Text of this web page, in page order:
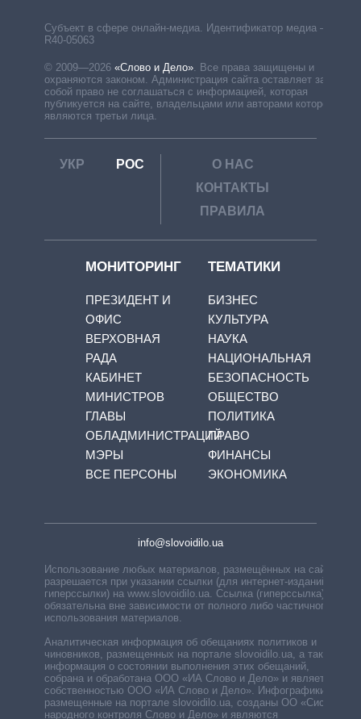
Субъект в сфере онлайн-медиа. Идентификатор медиа –
R40-05063
© 2009—2026 «Слово и Дело». Все права защищены и
охраняются законом. Администрация сайта оставляет за
собой право не соглашаться с информацией, которая
публикуется на сайте, владельцами или авторами которой
являются третьи лица.
УКР РОС
О НАС
КОНТАКТЫ
ПРАВИЛА
МОНИТОРИНГ
ПРЕЗИДЕНТ И
ОФИС
ВЕРХОВНАЯ
РАДА
КАБИНЕТ
МИНИСТРОВ
ГЛАВЫ
ОБЛАДМИНИСТРАЦИЙ
МЭРЫ
ВСЕ ПЕРСОНЫ
ТЕМАТИКИ
БИЗНЕС
КУЛЬТУРА
НАУКА
НАЦИОНАЛЬНАЯ
БЕЗОПАСНОСТЬ
ОБЩЕСТВО
ПОЛИТИКА
ПРАВО
ФИНАНСЫ
ЭКОНОМИКА
info@slovoidilo.ua
Использование любых материалов, размещённых на сайте,
разрешается при указании ссылки (для интернет-изданий —
гиперссылки) на www.slovoidilo.ua. Ссылка (гиперссылка)
обязательна вне зависимости от полного либо частичного
использования материалов.
Аналитическая информация об обещаниях политиков и
чиновников, размещенных на портале slovoidilo.ua, а также
информация о состоянии выполнения этих обещаний,
собрана и обработана ООО «ИА Слово и Дело» и является
собственностью ООО «ИА Слово и Дело». Инфографики,
размещенные на портале slovoidilo.ua, созданы ОО «Система
народного контроля Слово и Дело» и являются